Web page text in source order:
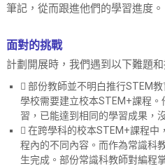
筆記，從而跟進他們的學習進度。
面對的挑戰
計劃開展時，我們遇到以下難題和
 部份教師並不明白推行STEM
學校需要建立校本STEM+課程
習，已能達到相同的學習成果，
 在跨學科的校本STEM+課程中
程內的不同內容。而作為常識科
生完成。部份常識科教師對編程